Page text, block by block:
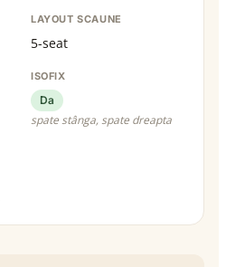
LAYOUT SCAUNE
5-seat
ISOFIX
Da
spate stânga, spate dreapta